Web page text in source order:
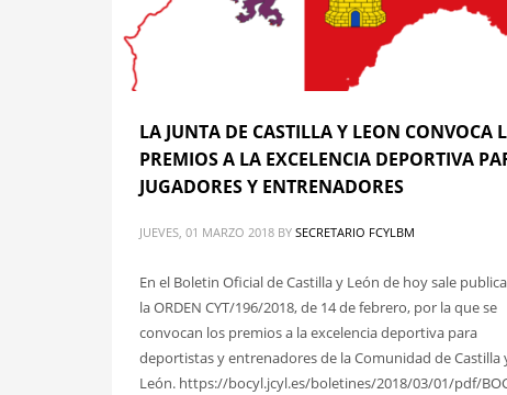
LA JUNTA DE CASTILLA Y LEON CONVOCA
PREMIOS A LA EXCELENCIA DEPORTIVA
JUGADORES Y ENTRENADORES
JUEVES, 01 MARZO 2018 BY SECRETARIO FCYLBM
En el Boletin Oficial de Castilla y León de hoy sale
la ORDEN CYT/196/2018, de 14 de febrero, por la que se
convocan los premios a la excelencia deportiva para
deportistas y entrenadores de la Comunidad de Castilla
León. https://bocyl.jcyl.es/boletines/2018/03/01/pdf/